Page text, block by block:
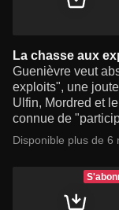
La chasse aux
Guenièvre veut
exploits", une
Ulfin, Mordred et
connue de
Disponible plus de 6